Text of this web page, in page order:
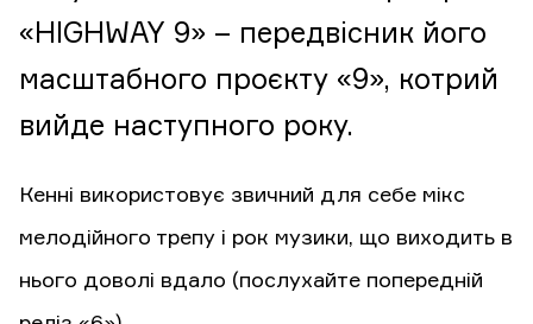
«HIGHWAY 9» – передвісник його
масштабного проєкту «9», котрий
вийде наступного року.
Кенні використовує звичний для себе мікс
мелодійного трепу і рок музики, що виходить в
нього доволі вдало (послухайте попередній